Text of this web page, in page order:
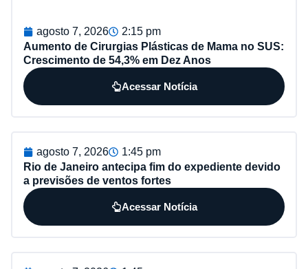
agosto 7, 2026
2:15 pm
Aumento de Cirurgias Plásticas de Mama no SUS:
Crescimento de 54,3% em Dez Anos
Acessar Notícia
agosto 7, 2026
1:45 pm
Rio de Janeiro antecipa fim do expediente devido
a previsões de ventos fortes
Acessar Notícia